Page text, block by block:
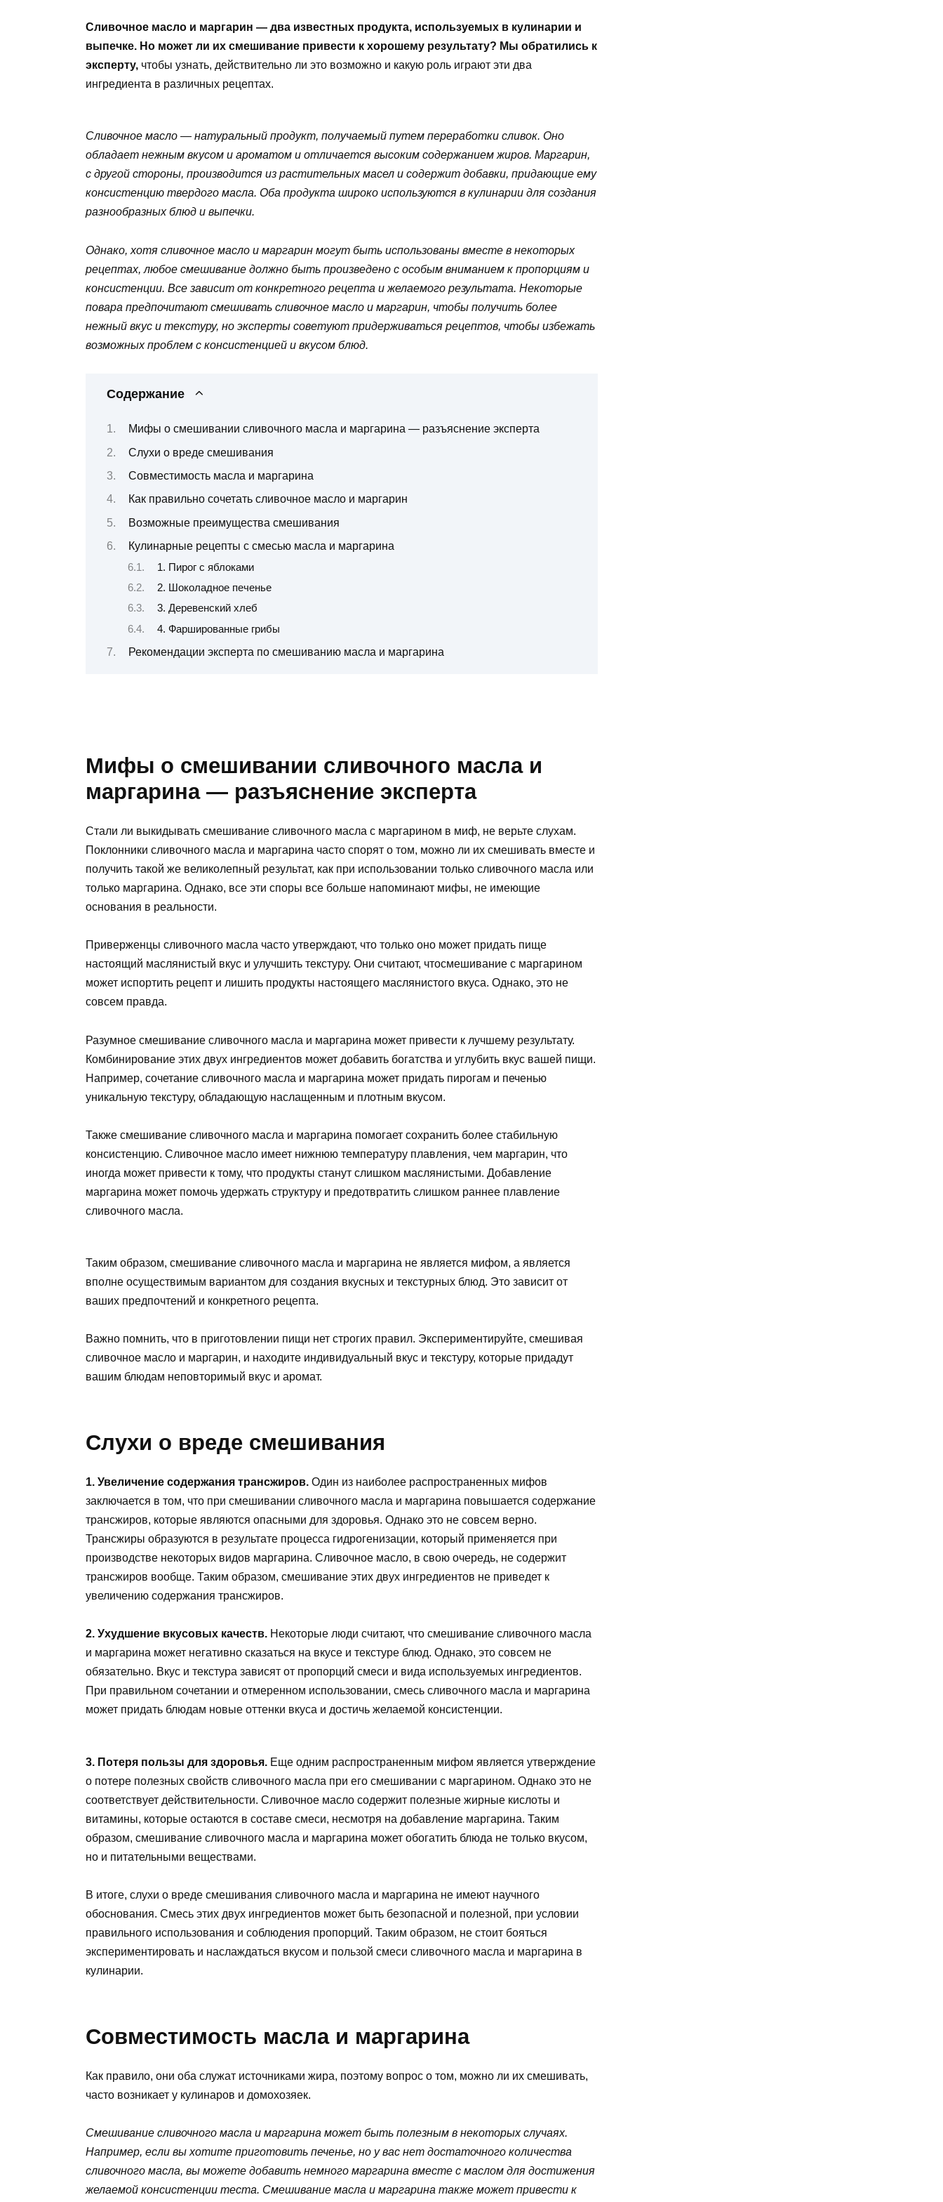
Сливочное масло и маргарин — два известных продукта, используемых в кулинарии и
выпечке. Но может ли их смешивание привести к хорошему результату? Мы обратились к
эксперту, чтобы узнать, действительно ли это возможно и какую роль играют эти два
ингредиента в различных рецептах.
Сливочное масло — натуральный продукт, получаемый путем переработки сливок. Оно
обладает нежным вкусом и ароматом и отличается высоким содержанием жиров. Маргарин,
с другой стороны, производится из растительных масел и содержит добавки, придающие ему
консистенцию твердого масла. Оба продукта широко используются в кулинарии для создания
разнообразных блюд и выпечки.
Однако, хотя сливочное масло и маргарин могут быть использованы вместе в некоторых
рецептах, любое смешивание должно быть произведено с особым вниманием к пропорциям и
консистенции. Все зависит от конкретного рецепта и желаемого результата. Некоторые
повара предпочитают смешивать сливочное масло и маргарин, чтобы получить более
нежный вкус и текстуру, но эксперты советуют придерживаться рецептов, чтобы избежать
возможных проблем с консистенцией и вкусом блюд.
Содержание
Мифы о смешивании сливочного масла и маргарина — разъяснение эксперта
Слухи о вреде смешивания
Совместимость масла и маргарина
Как правильно сочетать сливочное масло и маргарин
Возможные преимущества смешивания
Кулинарные рецепты с смесью масла и маргарина
1. Пирог с яблоками
2. Шоколадное печенье
3. Деревенский хлеб
4. Фаршированные грибы
Рекомендации эксперта по смешиванию масла и маргарина
Мифы о смешивании сливочного масла и
маргарина — разъяснение эксперта
Стали ли выкидывать смешивание сливочного масла с маргарином в миф, не верьте слухам.
Поклонники сливочного масла и маргарина часто спорят о том, можно ли их смешивать вместе и
получить такой же великолепный результат, как при использовании только сливочного масла или
только маргарина. Однако, все эти споры все больше напоминают мифы, не имеющие
основания в реальности.
Приверженцы сливочного масла часто утверждают, что только оно может придать пище
настоящий маслянистый вкус и улучшить текстуру. Они считают, чтосмешивание с маргарином
может испортить рецепт и лишить продукты настоящего маслянистого вкуса. Однако, это не
совсем правда.
Разумное смешивание сливочного масла и маргарина может привести к лучшему результату.
Комбинирование этих двух ингредиентов может добавить богатства и углубить вкус вашей пищи.
Например, сочетание сливочного масла и маргарина может придать пирогам и печенью
уникальную текстуру, обладающую наслащенным и плотным вкусом.
Также смешивание сливочного масла и маргарина помогает сохранить более стабильную
консистенцию. Сливочное масло имеет нижнюю температуру плавления, чем маргарин, что
иногда может привести к тому, что продукты станут слишком маслянистыми. Добавление
маргарина может помочь удержать структуру и предотвратить слишком раннее плавление
сливочного масла.
Таким образом, смешивание сливочного масла и маргарина не является мифом, а является
вполне осуществимым вариантом для создания вкусных и текстурных блюд. Это зависит от
ваших предпочтений и конкретного рецепта.
Важно помнить, что в приготовлении пищи нет строгих правил. Экспериментируйте, смешивая
сливочное масло и маргарин, и находите индивидуальный вкус и текстуру, которые придадут
вашим блюдам неповторимый вкус и аромат.
Слухи о вреде смешивания
1. Увеличение содержания трансжиров. Один из наиболее распространенных мифов
заключается в том, что при смешивании сливочного масла и маргарина повышается содержание
трансжиров, которые являются опасными для здоровья. Однако это не совсем верно.
Трансжиры образуются в результате процесса гидрогенизации, который применяется при
производстве некоторых видов маргарина. Сливочное масло, в свою очередь, не содержит
трансжиров вообще. Таким образом, смешивание этих двух ингредиентов не приведет к
увеличению содержания трансжиров.
2. Ухудшение вкусовых качеств. Некоторые люди считают, что смешивание сливочного масла
и маргарина может негативно сказаться на вкусе и текстуре блюд. Однако, это совсем не
обязательно. Вкус и текстура зависят от пропорций смеси и вида используемых ингредиентов.
При правильном сочетании и отмеренном использовании, смесь сливочного масла и маргарина
может придать блюдам новые оттенки вкуса и достичь желаемой консистенции.
3. Потеря пользы для здоровья. Еще одним распространенным мифом является утверждение
о потере полезных свойств сливочного масла при его смешивании с маргарином. Однако это не
соответствует действительности. Сливочное масло содержит полезные жирные кислоты и
витамины, которые остаются в составе смеси, несмотря на добавление маргарина. Таким
образом, смешивание сливочного масла и маргарина может обогатить блюда не только вкусом,
но и питательными веществами.
В итоге, слухи о вреде смешивания сливочного масла и маргарина не имеют научного
обоснования. Смесь этих двух ингредиентов может быть безопасной и полезной, при условии
правильного использования и соблюдения пропорций. Таким образом, не стоит бояться
экспериментировать и наслаждаться вкусом и пользой смеси сливочного масла и маргарина в
кулинарии.
Совместимость масла и маргарина
Как правило, они оба служат источниками жира, поэтому вопрос о том, можно ли их смешивать,
часто возникает у кулинаров и домохозяек.
Смешивание сливочного масла и маргарина может быть полезным в некоторых случаях.
Например, если вы хотите приготовить печенье, но у вас нет достаточного количества
сливочного масла, вы можете добавить немного маргарина вместе с маслом для достижения
желаемой консистенции теста. Смешивание масла и маргарина также может привести к